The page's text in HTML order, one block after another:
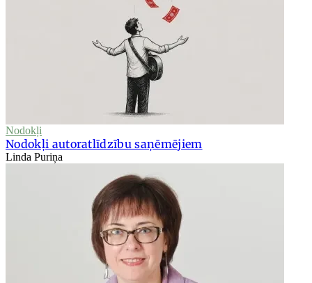
Nodokļi
Nodokļi autoratlīdzību saņēmējiem
Linda Puriņa